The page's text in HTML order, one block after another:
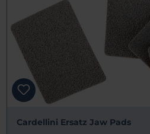
Cardellini Ersatz Jaw Pads